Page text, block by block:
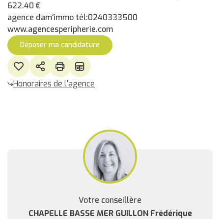
622.40 €
agence dam'immo tél:0240333500
www.agencesperipherie.com
Déposer ma candidature
Honoraires de l'agence
Votre conseillère
CHAPELLE BASSE MER GUILLON Frédérique